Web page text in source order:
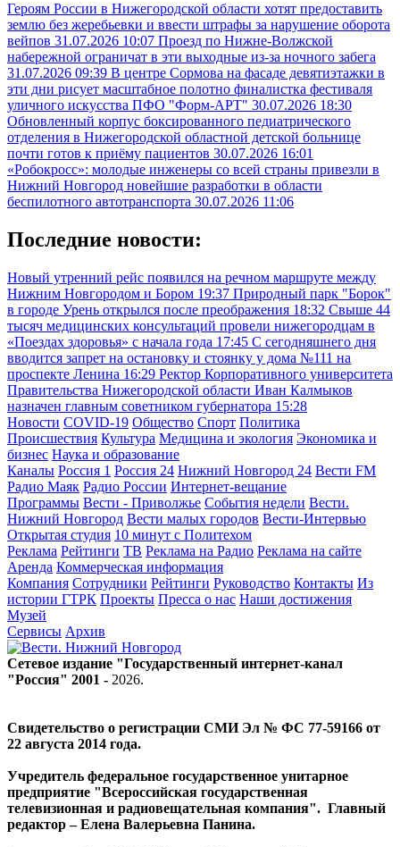
Героям России в Нижегородской области хотят предоставить
землю без жеребьевки и ввести штрафы за нарушение оборота
вейпов 31.07.2026 10:07 Проезд по Нижне-Волжской
набережной ограничат в эти выходные из-за ночного забега
31.07.2026 09:39 В центре Сормова на фасаде девятиэтажки в
эти дни рисует масштабное полотно финалистка фестиваля
уличного искусства ПФО "Форм-АРТ" 30.07.2026 18:30
Обновленный корпус боксированного педиатрического
отделения в Нижегородской областной детской больнице
почти готов к приёму пациентов 30.07.2026 16:01
«Робокросс»: молодые инженеры со всей страны привезли в
Нижний Новгород новейшие разработки в области
беспилотного автотранспорта 30.07.2026 11:06
Последние новости:
Новый утренний рейс появился на речном маршруте между
Нижним Новгородом и Бором 19:37 Природный парк "Борок"
в городе Урень открылся после преображения 18:32 Свыше 44
тысяч медицинских консультаций провели нижегородцам в
«Поездах здоровья» с начала года 17:45 С сегодняшнего дня
вводится запрет на остановку и стоянку у дома №111 на
проспекте Ленина 16:29 Ректор Корпоративного университета
Правительства Нижегородской области Иван Калмыков
назначен главным советником губернатора 15:28
Новости COVID-19 Общество Спорт Политика
Происшествия Культура Медицина и экология Экономика и
бизнес Наука и образование
Каналы Россия 1 Россия 24 Нижний Новгород 24 Вести FM
Радио Маяк Радио России Интернет-вещание
Программы Вести - Приволжье События недели Вести.
Нижний Новгород Вести малых городов Вести-Интервью
Открытая студия 10 минут с Политехом
Реклама Рейтинги ТВ Реклама на Радио Реклама на сайте
Аренда Коммерческая информация
Компания Сотрудники Рейтинги Руководство Контакты Из
истории ГТРК Проекты Пресса о нас Наши достижения
Музей
Сервисы Архив
Сетевое издание "Государственный интернет-канал
"Россия" 2001 - 2026.
Свидетельство о регистрации СМИ Эл № ФС 77-59166 от
22 августа 2014 года.
Учредитель федеральное государственное унитарное
предприятие "Всероссийская государственная
телевизионная и радиовещательная компания". Главный
редактор – Елена Валерьевна Панина.